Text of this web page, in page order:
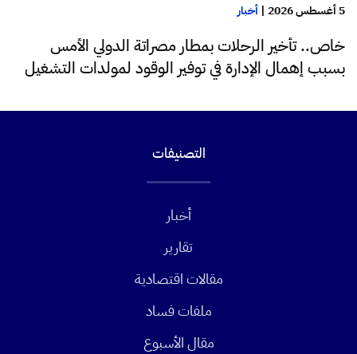
5 أغسطس 2026 | أخبار
خاص.. تأخير الرحلات بمطار مصراتة الدولي الأمس
بسبب إهمال الإدارة في توفير الوقود لمولدات التشغيل
التصنيفات
أخبار
تقارير
مقالات اقتصادية
ملفات فساد
مقال الأسبوع